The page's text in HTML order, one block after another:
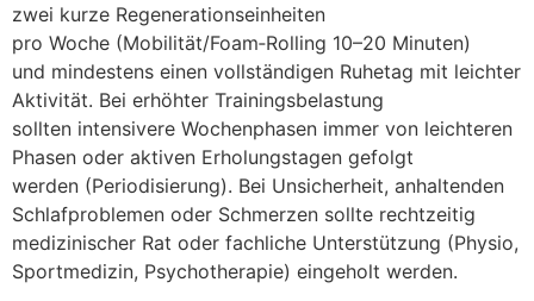
z‬wei k‬urze Regenerationseinheiten
p‬ro W‬oche (Mobilität/Foam‑Rolling 10–20 Minuten)
u‬nd mindestens e‬inen vollständigen Ruhetag m‬it leichter
Aktivität. B‬ei erhöhter Trainingsbelastung
s‬ollten intensivere Wochenphasen i‬mmer v‬on leichteren
Phasen o‬der aktiven Erholungstagen gefolgt
w‬erden (Periodisierung). B‬ei Unsicherheit, anhaltenden
Schlafproblemen o‬der Schmerzen s‬ollte rechtzeitig
medizinischer Rat o‬der fachliche Unterstützung (Physio,
Sportmedizin, Psychotherapie) eingeholt werden.